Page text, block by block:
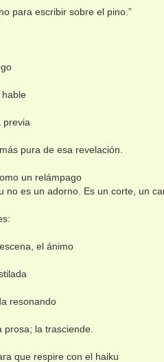
para escribir sobre el pino.”
previa
pura de esa revelación.
un relámpago
no es un adorno. Es un corte, un
el ánimo
resonando
prosa; la trasciende.
que respire con el haiku